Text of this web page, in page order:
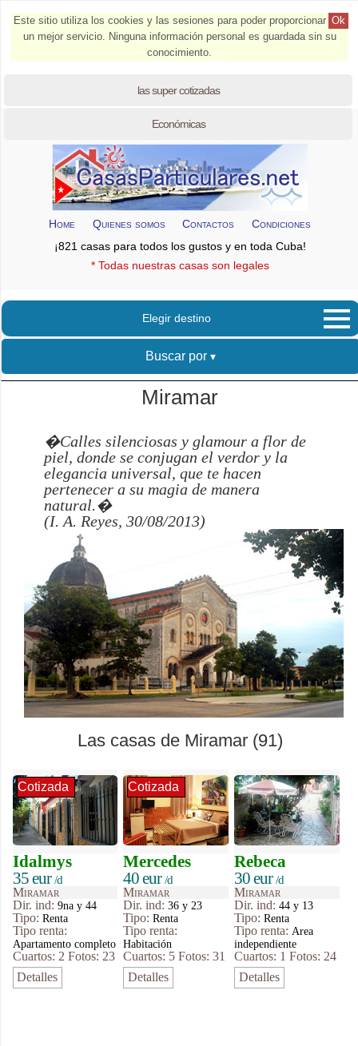
Ok
Este sitio utiliza los cookies y las sesiones para poder proporcionar
un mejor servicio. Ninguna información personal es guardada sin su
conocimiento.
las super cotizadas
Económicas
Home Quienes somos Contactos
Condiciones
¡821 casas para todos los gustos y en toda Cuba!
* Todas nuestras casas son legales
Elegir destino
Buscar por
Miramar
�Calles silenciosas y glamour a flor de
piel, donde se conjugan el verdor y la
elegancia universal, que te hacen
pertenecer a su magia de manera
natural.�
(I. A. Reyes, 30/08/2013)
Las casas de Miramar (91)
Cotizada
Idalmys
35 eur/d
Miramar
Dir. ind: 9na y 44
Tipo: Renta
Tipo renta:
Apartamento completo
Cuartos: 2 Fotos: 23
Detalles
Cotizada
Mercedes
40 eur/d
Miramar
Dir. ind:36 y 23
Tipo:Renta
Tipo renta:
Habitación
Cuartos: 5 Fotos: 31
Detalles
Rebeca
30 eur/d
Miramar
Dir. ind:44 y 13
Tipo:Renta
Tipo renta: Area
independiente
Cuartos: 1 Fotos: 24
Detalles